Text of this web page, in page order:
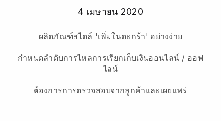
4 เมษายน 2020
ผลิตภัณฑ์สไตล์ 'เพิ่มในตะกร้า' อย่างง่าย
กำหนดลำดับการไหลการเรียกเก็บเงินออนไลน์ / ออฟ
ไลน์
ต้องการการตรวจสอบจากลูกค้าและเผยแพร่